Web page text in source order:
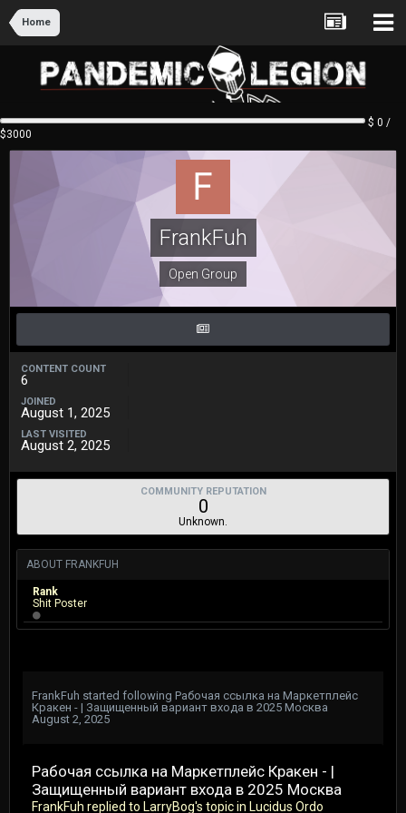
Home
$ 0 /
$3000
FrankFuh
Open Group
CONTENT COUNT
6
JOINED
August 1, 2025
LAST VISITED
August 2, 2025
COMMUNITY REPUTATION
0
Unknown.
ABOUT FRANKFUH
Rank
Shit Poster
FrankFuh started following Рабочая ссылка на Маркетплейс
Кракен - | Защищенный вариант входа в 2025 Москва
August 2, 2025
Рабочая ссылка на Маркетплейс Кракен - |
Защищенный вариант входа в 2025 Москва
FrankFuh replied to LarryBog's topic in Lucidus Ordo